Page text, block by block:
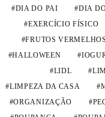
DIA DO PAI
DIA
EXERCÍCIO FÍSICO
FRUTOS VERMELHOS
HALLOWEEN
LIDL
LIMPEZA DA CASA
ORGANIZAÇÃO